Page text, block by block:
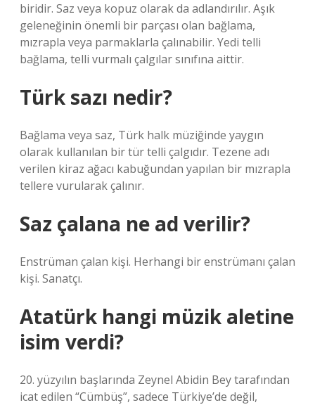
biridir. Saz veya kopuz olarak da adlandırılır. Aşık
geleneğinin önemli bir parçası olan bağlama,
mızrapla veya parmaklarla çalınabilir. Yedi telli
bağlama, telli vurmalı çalgılar sınıfına aittir.
Türk sazı nedir?
Bağlama veya saz, Türk halk müziğinde yaygın
olarak kullanılan bir tür telli çalgıdır. Tezene adı
verilen kiraz ağacı kabuğundan yapılan bir mızrapla
tellere vurularak çalınır.
Saz çalana ne ad verilir?
Enstrüman çalan kişi. Herhangi bir enstrümanı çalan
kişi. Sanatçı.
Atatürk hangi müzik aletine
isim verdi?
20. yüzyılın başlarında Zeynel Abidin Bey tarafından
icat edilen “Cümbüş”, sadece Türkiye’de değil,